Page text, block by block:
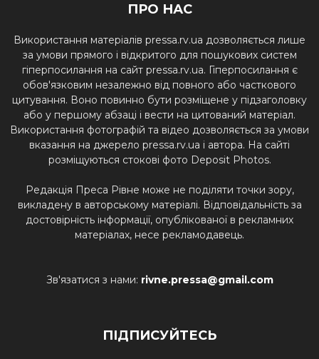
ПРО НАС
Використання матеріалів pressa.rv.ua дозволяється лише
за умови прямого і відкритого для пошукових систем
гіперпосилання на сайт pressa.rv.ua. Гіперпосилання є
обов'язковим незалежно від повного або часткового
цитування. Воно повинно бути розміщене у підзаголовку
або у першому абзаці і вести на цитований матеріал.
Використання фотографій та відео дозволяється за умови
вказання на джерело pressa.rv.ua і автора. На сайті
розміщуються стокові фото Deposit Photos.
Редакція Преса Рівне може не поділяти точки зору,
викладену в авторському матеріалі. Відповідальність за
достовірність інформації, опублікованої в рекламних
матеріалах, несе рекламодавець.
Зв'язатися з нами: rivne.pressa@gmail.com
ПІДПИСУЙТЕСЬ